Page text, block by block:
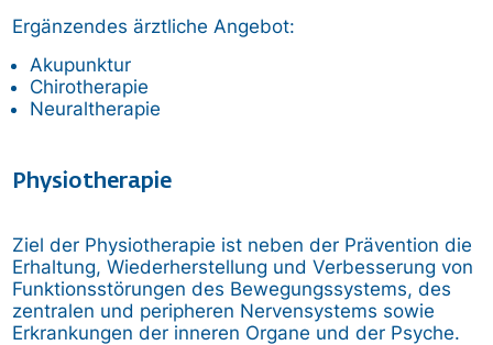
Ergänzendes ärztliche Angebot:
Akupunktur
Chirotherapie
Neuraltherapie
Physiotherapie
Ziel der Physiotherapie ist neben der Prävention die
Erhaltung, Wiederherstellung und Verbesserung von
Funktionsstörungen des Bewegungssystems, des
zentralen und peripheren Nervensystems sowie
Erkrankungen der inneren Organe und der Psyche.